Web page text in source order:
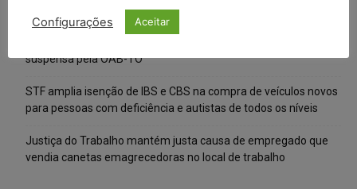
infantil gerado por IA circularem em suas plataformas
suspensa pela OAB-TO
STF amplia isenção de IBS e CBS na compra de veículos novos
para pessoas com deficiência e autistas de todos os níveis
Justiça do Trabalho mantém justa causa de empregado que
vendia canetas emagrecedoras no local de trabalho
Configurações Aceitar